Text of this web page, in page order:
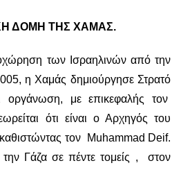
ΔΟΜΗ ΤΗΣ ΧΑΜΑΣ.
των Ισραηλινών από την
η Χαμάς δημιούργησε Στρατό
οργάνωση, με επικεφαλής τον
ότι είναι ο Αρχηγός του
τον Muhammad Deif.
την Γάζα σε πέντε τομείς , στον